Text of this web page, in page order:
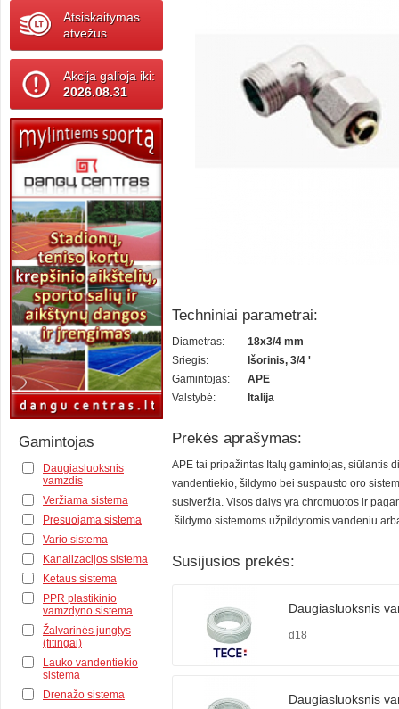
Atsiskaitymas
atvežus
Akcija galioja iki:
2026.08.31
Gamintojas
Daugiasluoksnis
vamzdis
Veržiama sistema
Presuojama sistema
Vario sistema
Kanalizacijos sistema
Ketaus sistema
PPR plastikinio
vamzdyno sistema
Žalvarinės jungtys
(fitingai)
Lauko vandentiekio
sistema
Drenažo sistema
Techniniai parametrai:
Diametras:
18x3/4 mm
Sriegis:
Išorinis, 3/4 '
Gamintojas:
APE
Valstybė:
Italija
Prekės aprašymas:
APE tai pripažintas Italų gamintojas, siūlantis
vandentiekio, šildymo bei suspausto oro
susiveržia. Visos dalys yra chromuotos ir
šildymo sistemoms užpildytomis vandeniu
Susijusios prekės:
Daugiasluoksnis
d18
Daugiasluoksnis